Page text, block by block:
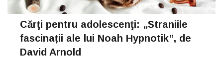
Cărţi pentru adolescenţi: „Straniile
fascinații ale lui Noah Hypnotik”, de
David Arnold